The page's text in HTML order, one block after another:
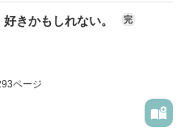
ないところから応援すること
きかもしれない。 完
ページ